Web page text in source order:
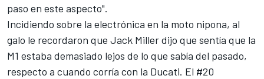
paso en este aspecto".
Incidiendo sobre la electrónica en la moto nipona, al
galo le recordaron que Jack Miller dijo que sentía que la
M1 estaba demasiado lejos de lo que sabía del pasado,
respecto a cuando corría con la Ducati. El #20